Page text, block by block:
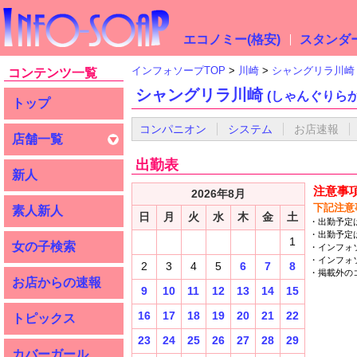
エコノミー(格安) スタンダ
コンテンツ一覧
トップ
店舗一覧
新人
素人新人
女の子検索
お店からの速報
トピックス
カバーガール
インフォソープTOP 川崎 シャングリラ川崎
シャングリラ川崎 (しゃんぐりら
コンパニオン システム お店速報
出勤表
2026年8月
日
月 火 水 木 金
土
1
2
3 4 5 6 7
8
9
10 11 12 13 14
15
16
17 18 19 20 21
22
23
24 25 26 27 28 29
注意事
下記注
出勤予定
出勤予定
インフォ
インフォ
掲載外の